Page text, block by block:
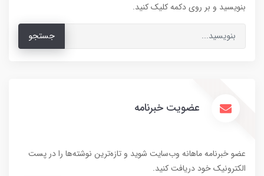
بنویسید و بر روی دکمه کلیک کنید.
جستجو
عضویت خبرنامه
عضو خبرنامه ماهانه وب‌سایت شوید و تازه‌ترین نوشته‌ها را در پست
الکترونیک خود دریافت کنید.